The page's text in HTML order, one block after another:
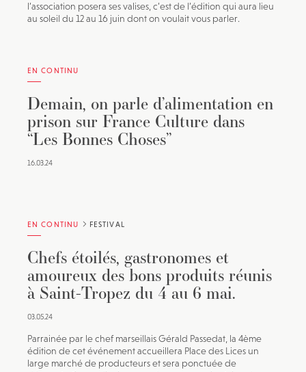
l’association posera ses valises, c’est de l’édition qui aura lieu
au soleil du 12 au 16 juin dont on voulait vous parler.
EN CONTINU
Demain, on parle d’alimentation en
prison sur France Culture dans
“Les Bonnes Choses”
16.03.24
EN CONTINU FESTIVAL
Chefs étoilés, gastronomes et
amoureux des bons produits réunis
à Saint-Tropez du 4 au 6 mai.
03.05.24
Parrainée par le chef marseillais Gérald Passedat, la 4ème
édition de cet événement accueillera Place des Lices un
large marché de producteurs et sera ponctuée de